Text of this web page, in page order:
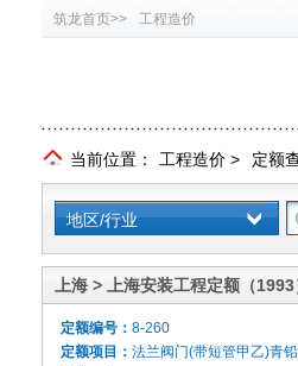
筑龙首页>> 工程造价
当前位置： 工程造价 > 定额
地区/行业
上海 > 上海安装工程定额（1993
定额编号： 8-260
定额项目： 法兰阀门(带短管甲乙)青